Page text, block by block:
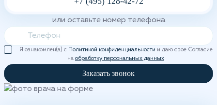
или оставьте номер телефона
Я ознакомлен(а) с Политикой конфиденциальности и даю свое Согласие
на обработку персональных данных
Заказать звонок